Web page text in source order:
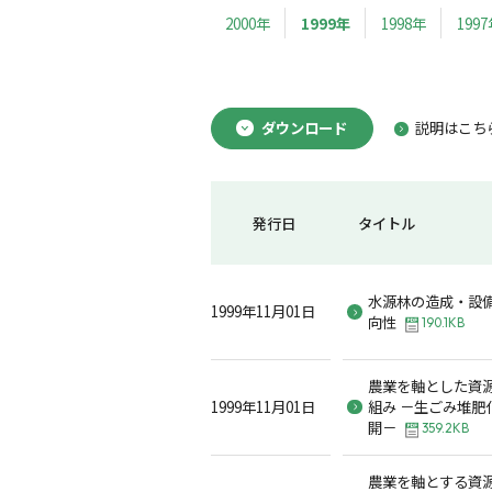
2000年 1999年 1998年 1997
ダウンロード 説明はこち
発行日 タイトル
1999年11月01日
水源林の造成・設
向性
190.1KB
1999年11月01日
農業を軸とした資
組み －生ごみ堆
開－
359.2KB
農業を軸とする資